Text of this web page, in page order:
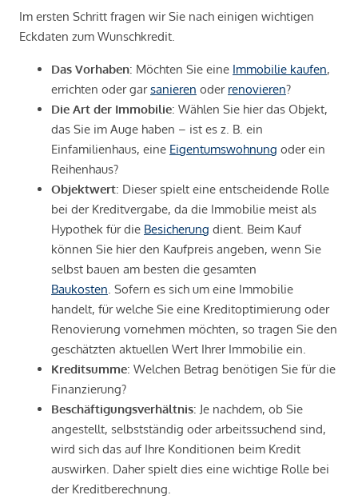
Im ersten Schritt fragen wir Sie nach einigen wichtigen
Eckdaten zum Wunschkredit.
Das Vorhaben: Möchten Sie eine Immobilie kaufen,
errichten oder garsanieren oder renovieren?
Die Art der Immobilie: Wählen Sie hier das Objekt,
das Sie im Auge haben – ist es z. B. ein
Einfamilienhaus, eine Eigentumswohnung oder ein
Reihenhaus?
Objektwert: Dieser spielt eine entscheidende Rolle
bei der Kreditvergabe, da die Immobilie meist als
Hypothek für die Besicherung dient. Beim Kauf
können Sie hier den Kaufpreis angeben, wenn Sie
selbst bauen am besten die gesamten
Baukosten . Sofern es sich um eine Immobilie
handelt, für welche Sie eine Kreditoptimierung oder
Renovierung vornehmen möchten, so tragen Sie den
geschätzten aktuellen Wert Ihrer Immobilie ein.
Kreditsumme: Welchen Betrag benötigen Sie für die
Finanzierung?
Beschäftigungsverhältnis: Je nachdem, ob Sie
angestellt, selbstständig oder arbeitssuchend sind,
wird sich das auf Ihre Konditionen beim Kredit
auswirken. Daher spielt dies eine wichtige Rolle bei
der Kreditberechnung.